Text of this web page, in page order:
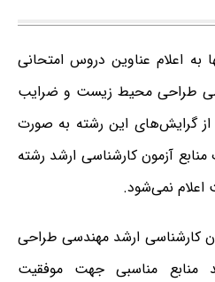
اعلام عناوین دروس امتحانی
طراحی محیط زیست و ضرایب
گرایش‌های این رشته به صورت
آزمون کارشناسی ارشد رشته
نمی‌شود.
کارشناسی ارشد مهندسی طراحی
منابع مناسبی جهت موفقیت